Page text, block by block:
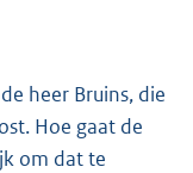
heer Bruins, die
Hoe gaat de
om dat te